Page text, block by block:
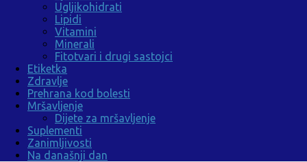
Ugljikohidrati
Lipidi
Vitamini
Minerali
Fitotvari i drugi sastojci
Etiketka
Zdravlje
Prehrana kod bolesti
Mršavljenje
Dijete za mršavljenje
Suplementi
Zanimljivosti
Na današnji dan